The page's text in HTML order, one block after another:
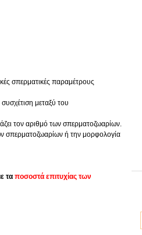
σπερματικές παραμέτρους
μεταξύ του
τον αριθμό των σπερματοζωαρίων.
σπερματοζωαρίων ή την μορφολογία
τα ποσοστά επιτυχίας των